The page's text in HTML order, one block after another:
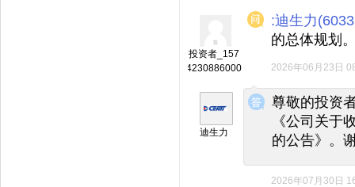
投资者_157
4230886000
:迪生力
的总体规划
2026年06月23日
◆
◆
迪生力
尊敬的投资
《公司关于
的公告》。
2026年07月30日